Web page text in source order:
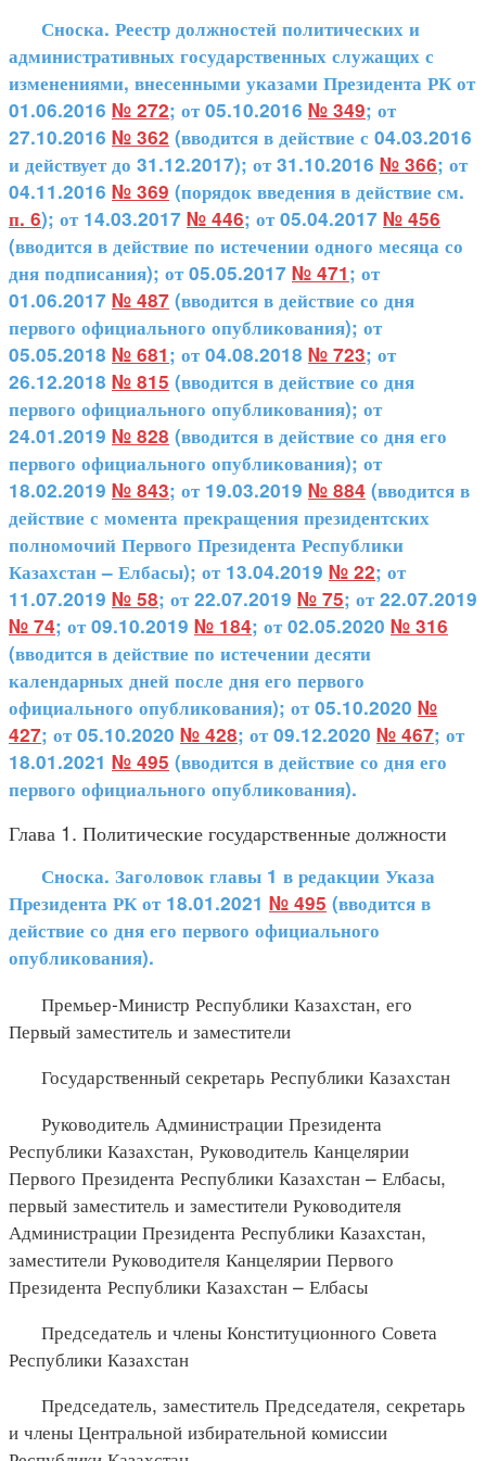
Сноска. Реестр должностей политических и
административных государственных служащих с
изменениями, внесенными указами Президента РК от
01.06.2016 № 272; от 05.10.2016 № 349; от
27.10.2016 № 362 (вводится в действие с 04.03.2016
и действует до 31.12.2017); от 31.10.2016 № 366; от
04.11.2016 № 369 (порядок введения в действие см.
п. 6); от 14.03.2017 № 446; от 05.04.2017 № 456
(вводится в действие по истечении одного месяца со
дня подписания); от 05.05.2017 № 471; от
01.06.2017 № 487 (вводится в действие со дня
первого официального опубликования); от
05.05.2018 № 681; от 04.08.2018 № 723; от
26.12.2018 № 815 (вводится в действие со дня
первого официального опубликования); от
24.01.2019 № 828 (вводится в действие со дня его
первого официального опубликования); от
18.02.2019 № 843; от 19.03.2019 № 884 (вводится в
действие с момента прекращения президентских
полномочий Первого Президента Республики
Казахстан – Елбасы); от 13.04.2019 № 22; от
11.07.2019 № 58; от 22.07.2019 № 75; от 22.07.2019
№ 74; от 09.10.2019 № 184; от 02.05.2020 № 316
(вводится в действие по истечении десяти
календарных дней после дня его первого
официального опубликования); от 05.10.2020 №
427; от 05.10.2020 № 428; от 09.12.2020 № 467; от
18.01.2021 № 495 (вводится в действие со дня его
первого официального опубликования).
Глава 1. Политические государственные должности
Сноска. Заголовок главы 1 в редакции Указа
Президента РК от 18.01.2021 № 495 (вводится в
действие со дня его первого официального
опубликования).
Премьер-Министр Республики Казахстан, его
Первый заместитель и заместители
Государственный секретарь Республики Казахстан
Руководитель Администрации Президента
Республики Казахстан, Руководитель Канцелярии
Первого Президента Республики Казахстан – Елбасы,
первый заместитель и заместители Руководителя
Администрации Президента Республики Казахстан,
заместители Руководителя Канцелярии Первого
Президента Республики Казахстан – Елбасы
Председатель и члены Конституционного Совета
Республики Казахстан
Председатель, заместитель Председателя, секретарь
и члены Центральной избирательной комиссии